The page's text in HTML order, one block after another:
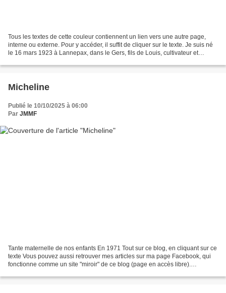
Tous les textes de cette couleur contiennent un lien vers une autre page,
interne ou externe. Pour y accéder, il suffit de cliquer sur le texte. Je suis né
le 16 mars 1923 à Lannepax, dans le Gers, fils de Louis, cultivateur et
Micheline
Publié le 10/10/2025 à 06:00
Par JMMF
Tante maternelle de nos enfants En 1971 Tout sur ce blog, en cliquant sur ce
texte Vous pouvez aussi retrouver mes articles sur ma page Facebook, qui
fonctionne comme un site "miroir" de ce blog (page en accès libre).